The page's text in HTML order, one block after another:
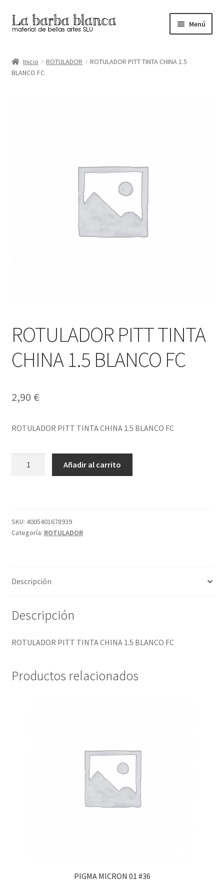
Ir
a
navegación
Ir
al
Menú
Carrito
Inicio ROTULADOR
ROTULADOR PITT TINTA CHINA 1.5
BLANCO FC
ROTULADOR PITT TINTA
CHINA 1.5 BLANCO FC
2,90 €
ROTULADOR PITT TINTA CHINA 1.5 BLANCO FC
BLANCO
FC
Añadir al carrito
SKU: 4005401678939
Categoría: ROTULADOR
Descripción
Descripción
ROTULADOR PITT TINTA CHINA 1.5 BLANCO FC
Productos relacionados
PIGMA MICRON 01 #36